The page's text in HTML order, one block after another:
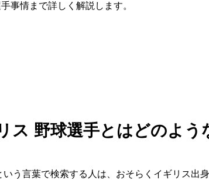
事情まで詳しく解説します。
ス 野球選手とはどのよう
いう言葉で検索する人は、おそらくイギリス出